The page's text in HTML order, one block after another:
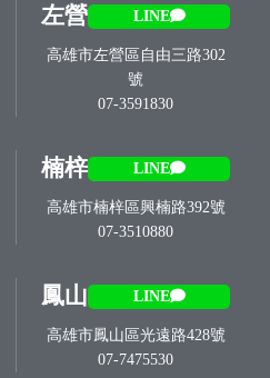
左營 LINE
高雄市左營區自由三路302
號
07-3591830
楠梓 LINE
高雄市楠梓區興楠路392號
07-3510880
鳳山 LINE
高雄市鳳山區光遠路428號
07-7475530